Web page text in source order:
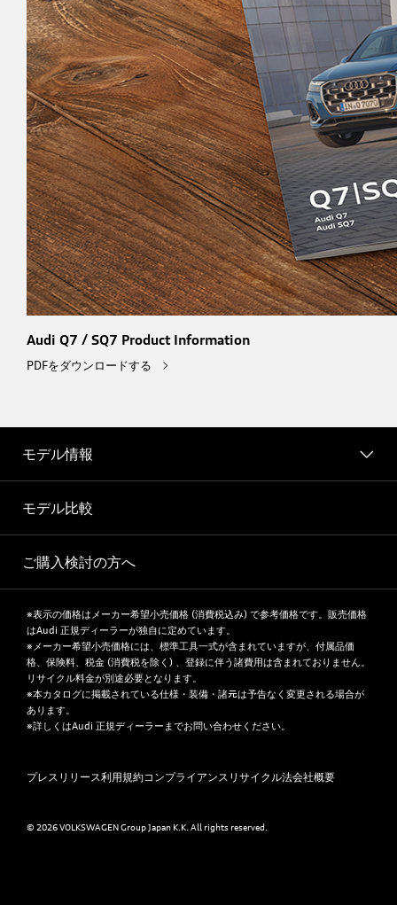
Audi Q7 / SQ7 Product Information
PDFをダウンロードする
モデル情報
モデル比較
ご購入検討の方へ
※表示の価格はメーカー希望小売価格 (消費税込み) で参考価格です。販売価格
はAudi 正規ディーラーが独自に定めています。
※メーカー希望小売価格には、標準工具一式が含まれていますが、付属品価
格、保険料、税金 (消費税を除く) 、登録に伴う諸費用は含まれておりません。
リサイクル料金が別途必要となります。
※本カタログに掲載されている仕様・装備・諸元は予告なく変更される場合が
あります。
※詳しくはAudi 正規ディーラーまでお問い合わせください。
プレスリリース利用規約コンプライアンス リサイクル法会社概要
© 2026 VOLKSWAGEN Group Japan K.K. All rights reserved.